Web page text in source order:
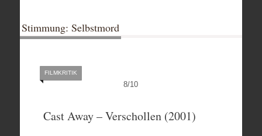
Stimmung: Selbstmord
8/10
FILMKRITIK
Cast Away – Verschollen (2001)